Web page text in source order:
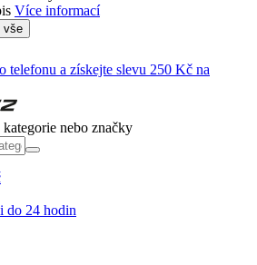
Více informací
vše
telefonu a získejte slevu 250 Kč na
nebo značky
do 24 hodin